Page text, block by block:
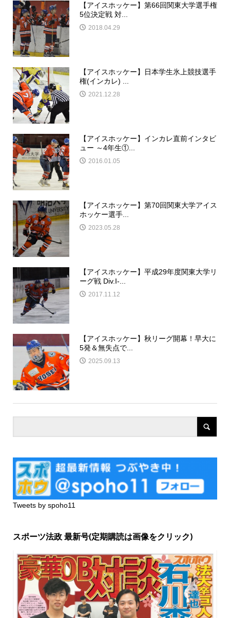
【アイスホッケー】第66回関東大学選手権
5位決定戦 対...
2018.04.29
【アイスホッケー】日本学生氷上競技選手
権(インカレ) ...
2021.12.28
【アイスホッケー】インカレ直前インタビ
ュー ～4年生①...
2016.01.05
【アイスホッケー】第70回関東大学アイス
ホッケー選手...
2023.05.28
【アイスホッケー】平成29年度関東大学リ
ーグ戦 Div.I-...
2017.11.12
【アイスホッケー】秋リーグ開幕！早大に
5発＆無失点で...
2025.09.13
Tweets by spoho11
スポーツ法政 最新号(定期購読は画像をクリック)